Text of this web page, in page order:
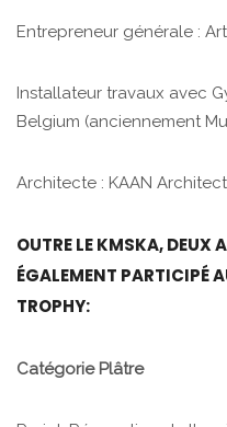
Entrepreneur générale :
Installateur travaux avec
Belgium (anciennement
Architecte : KAAN
OUTRE LE KMSKA, DEUX
ÉGALEMENT PARTICIPÉ
TROPHY:
Catégorie Plâtre